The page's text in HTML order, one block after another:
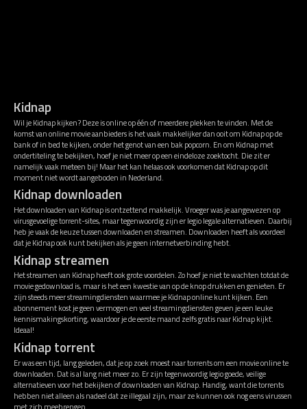
Kidnap
Wil je Kidnap kijken? Deze is online op één of meerdere plekken te vinden. Met de
komst van online movie aanbieders is het vaak makkelijker dan ooit om Kidnap op de
bank of in bed te kijken, onder het genot van een bak popcorn. En om Kidnap met
ondertiteling te bekijken, hoef je niet meer op een eindeloze zoektocht. Die zit er
namelijk vaak meteen bij! Maar het kan helaas ook voorkomen dat Kidnap op dit
moment niet wordt aangeboden in Nederland.
Kidnap downloaden
Het downloaden van Kidnap is ontzettend makkelijk. Vroeger was je aangewezen op
virusgevoelige torrent-sites, maar tegenwoordig zijn er legio legale alternatieven. Daarbij
heb je vaak de keuze tussen downloaden en streamen. Downloaden heeft als voordeel
dat je Kidnap ook kunt bekijken als je geen internetverbinding hebt.
Kidnap streamen
Het streamen van Kidnap heeft ook grote voordelen. Zo hoef je niet te wachten totdat de
movie gedownload is, maar is het een kwestie van op de knop drukken en genieten. Er
zijn steeds meer streamingdiensten waarmee je Kidnap online kunt kijken. Een
abonnement kost je geen vermogen en veel streamingdiensten geven je een leuke
kennismakingskorting, waardoor je de eerste maand zelfs gratis naar Kidnap kijkt.
Ideaal!
Kidnap torrent
Er was een tijd, lang geleden, dat je op zoek moest naar torrents om een movie online te
downloaden. Dat is al lang niet meer zo. Er zijn tegenwoordig legio goede, veilige
alternatieven voor het bekijken of downloaden van Kidnap. Handig, want die torrents
hebben niet alleen als nadeel dat ze illegaal zijn, maar ze kunnen ook nog eens virussen
met zich meebrengen.